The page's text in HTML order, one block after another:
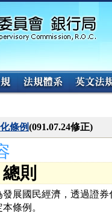
條例(091.07.24修正)
則
發展國民經濟，透過證